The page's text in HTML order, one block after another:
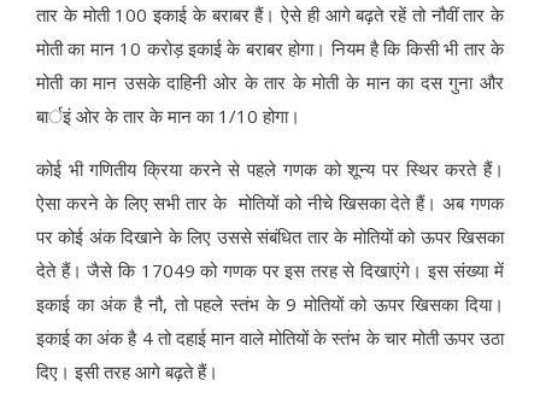
तार के मोती 100 इकाई के बराबर हैं। ऐसे ही आगे बढ़ते रहें तो नौवीं तार के
मोती का मान 10 करोड़ इकाई के बराबर होगा। नियम है कि किसी भी तार के
मोती का मान उसके दाहिनी ओर के तार के मोती के मान का दस गुना और
बार्इं ओर के तार के मान का 1/10 होगा।
कोई भी गणितीय क्रिया करने से पहले गणक को शून्य पर स्थिर करते हैं।
ऐसा करने के लिए सभी तार के मोतियों को नीचे खिसका देते हैं। अब गणक
पर कोई अंक दिखाने के लिए उससे संबंधित तार के मोतियों को ऊपर खिसका
देते हैं। जैसे कि 17049 को गणक पर इस तरह से दिखाएंगे। इस संख्या में
इकाई का अंक है नौ, तो पहले स्तंभ के 9 मोतियों को ऊपर खिसका दिया।
इकाई का अंक है 4 तो दहाई मान वाले मोतियों के स्तंभ के चार मोती ऊपर उठा
दिए। इसी तरह आगे बढ़ते हैं।